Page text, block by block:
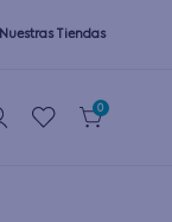
Nuestras Tiendas
0